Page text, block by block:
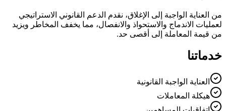
من العناية الواجبة إلى الإغلاق، نقدم الدعم القانوني الاستراتيجي
لعمليات الاندماج والاستحواذ والانفصال، مما يخفف المخاطر ويزيد
من قيمة المعاملة إلى أقصى حد.
خدماتنا
العناية الواجبة القانونية
هيكلة المعاملات